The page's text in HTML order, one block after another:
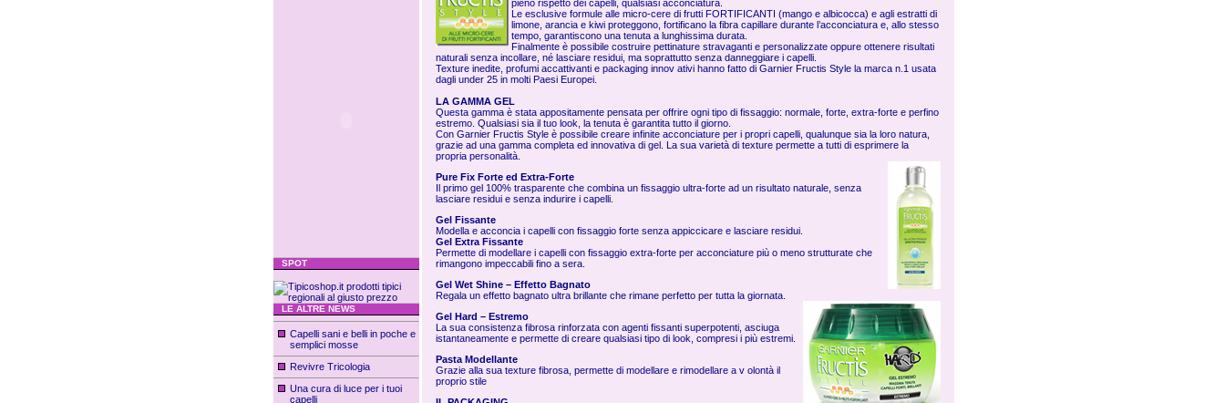
SPOT
LE ALTRE NEWS
Capelli sani e belli in poche e
semplici mosse
Revivre Tricologia
Una cura di luce per i tuoi
capelli
pieno rispetto dei capelli, qualsiasi acconciatura.
Le esclusive formule alle micro-cere di frutti FORTIFICANTI (mango e albicocca) e agli estratti di
limone, arancia e kiwi proteggono, fortificano la fibra capillare durante l’acconciatura e, allo stesso
tempo, garantiscono una tenuta a lunghissima durata.
Finalmente è possibile costruire pettinature stravaganti e personalizzate oppure ottenere risultati
naturali senza incollare, né lasciare residui, ma soprattutto senza danneggiare i capelli.
Texture inedite, profumi accattivanti e packaging innov ativi hanno fatto di Garnier Fructis Style la marca n.1 usata
dagli under 25 in molti Paesi Europei.
LA GAMMA GEL
Questa gamma è stata appositamente pensata per offrire ogni tipo di fissaggio: normale, forte, extra-forte e perfino
estremo. Qualsiasi sia il tuo look, la tenuta è garantita tutto il giorno.
Con Garnier Fructis Style è possibile creare infinite acconciature per i propri capelli, qualunque sia la loro natura,
grazie ad una gamma completa ed innovativa di gel. La sua varietà di texture permette a tutti di esprimere la
propria personalità.
Pure Fix Forte ed Extra-Forte
Il primo gel 100% trasparente che combina un fissaggio ultra-forte ad un risultato naturale, senza
lasciare residui e senza indurire i capelli.
Gel Fissante
Modella e acconcia i capelli con fissaggio forte senza appiccicare e lasciare residui.
Gel Extra Fissante
Permette di modellare i capelli con fissaggio extra-forte per acconciature più o meno strutturate che
rimangono impeccabili fino a sera.
Gel Wet Shine – Effetto Bagnato
Regala un effetto bagnato ultra brillante che rimane perfetto per tutta la giornata.
Gel Hard – Estremo
La sua consistenza fibrosa rinforzata con agenti fissanti superpotenti, asciuga
istantaneamente e permette di creare qualsiasi tipo di look, compresi i più estremi.
Pasta Modellante
Grazie alla sua texture fibrosa, permette di modellare e rimodellare a v olontà il
proprio stile